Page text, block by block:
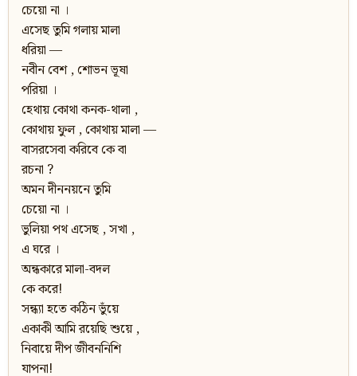
চেয়ো না ।
এসেছ তুমি গলায় মালা
ধরিয়া —
নবীন বেশ , শোভন ভূষা
পরিয়া ।
হেথায় কোথা কনক-থালা ,
কোথায় ফুল , কোথায় মালা —
বাসরসেবা করিবে কে বা
রচনা ?
অমন দীননয়নে তুমি
চেয়ো না ।
ভুলিয়া পথ এসেছ , সখা ,
এ ঘরে ।
অন্ধকারে মালা-বদল
কে করে!
সন্ধ্যা হতে কঠিন ভুঁয়ে
একাকী আমি রয়েছি শুয়ে ,
নিবায়ে দীপ জীবননিশি
যাপনা!